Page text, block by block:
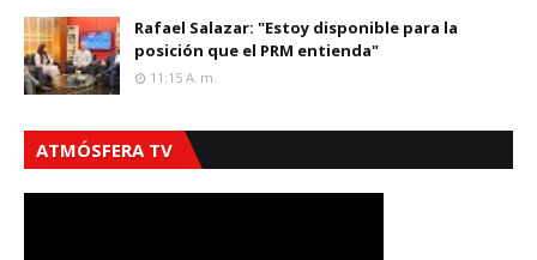
Rafael Salazar: "Estoy disponible para la
posición que el PRM entienda"
11:15 A. M.
ATMÓSFERA TV